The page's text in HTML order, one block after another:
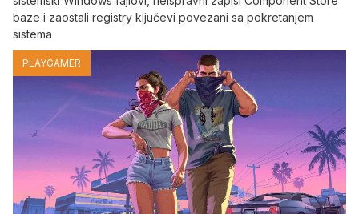
baze i zaostali registry ključevi povezani sa pokretanjem
sistema
PLAYGAMER